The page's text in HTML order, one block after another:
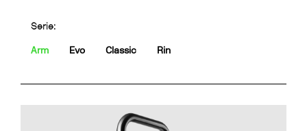
Serie:
Arm Evo Classic Rin